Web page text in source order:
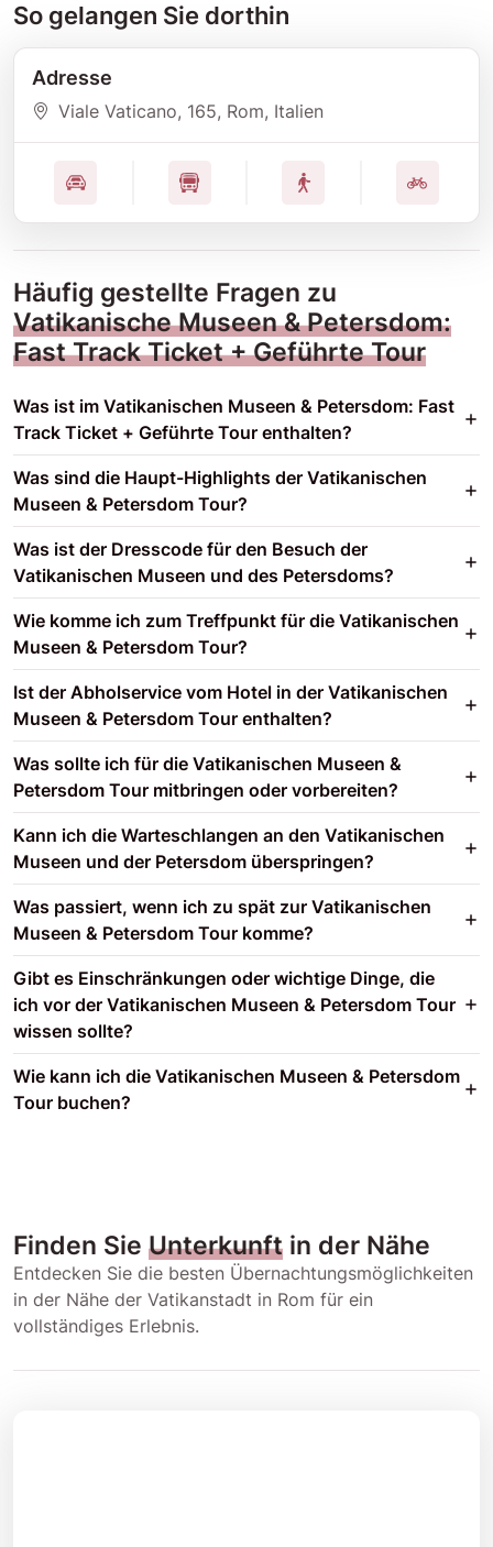
So gelangen Sie dorthin
Adresse
Viale Vaticano, 165, Rom, Italien
Häufig gestellte Fragen zu
Vatikanische Museen & Petersdom:
Fast Track Ticket + Geführte Tour
Was ist im Vatikanischen Museen & Petersdom: Fast
Track Ticket + Geführte Tour enthalten?
Was sind die Haupt-Highlights der Vatikanischen
Museen & Petersdom Tour?
Was ist der Dresscode für den Besuch der
Vatikanischen Museen und des Petersdoms?
Wie komme ich zum Treffpunkt für die Vatikanischen
Museen & Petersdom Tour?
Ist der Abholservice vom Hotel in der Vatikanischen
Museen & Petersdom Tour enthalten?
Was sollte ich für die Vatikanischen Museen &
Petersdom Tour mitbringen oder vorbereiten?
Kann ich die Warteschlangen an den Vatikanischen
Museen und der Petersdom überspringen?
Was passiert, wenn ich zu spät zur Vatikanischen
Museen & Petersdom Tour komme?
Gibt es Einschränkungen oder wichtige Dinge, die
ich vor der Vatikanischen Museen & Petersdom Tour
wissen sollte?
Wie kann ich die Vatikanischen Museen & Petersdom
Tour buchen?
Finden Sie Unterkunft in der Nähe
Entdecken Sie die besten Übernachtungsmöglichkeiten
in der Nähe der Vatikanstadt in Rom für ein
vollständiges Erlebnis.